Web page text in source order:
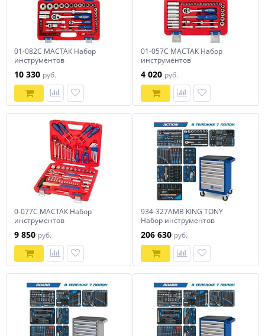
01-082C МАСТАК Набор
инструментов
предмета
10 330 руб.
01-057C МАСТАК Набор
инструментов
предметов
4 020 руб.
0-077C МАСТАК Набор
инструментов
предметов
9 850 руб.
934-327AMB KING TONY
Набор инструментов
327 предметов
206 630 руб.